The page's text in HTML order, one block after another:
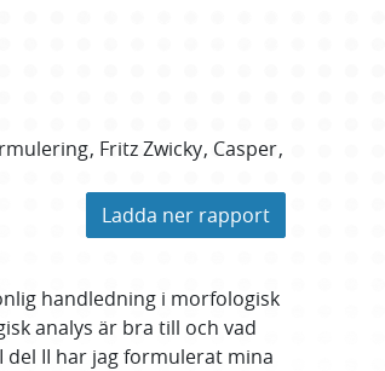
Fritz Zwicky Casper
Ladda ner rapport
handledning i morfologisk
analys är bra till och vad
II har jag formulerat mina